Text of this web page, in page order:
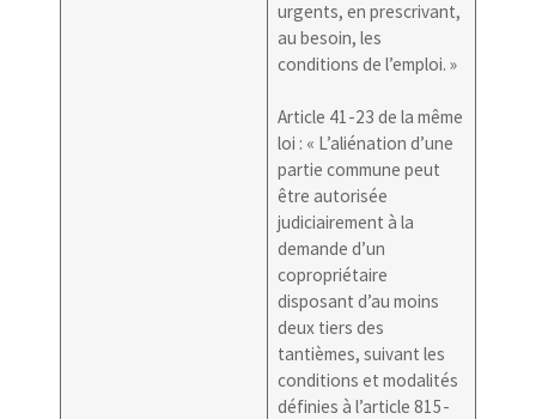
urgents, en prescrivant,
au besoin, les
conditions de l’emploi. »
Article 41-23 de la même
loi : « L’aliénation d’une
partie commune peut
être autorisée
judiciairement à la
demande d’un
copropriétaire
disposant d’au moins
deux tiers des
tantièmes, suivant les
conditions et modalités
définies à l’article 815-